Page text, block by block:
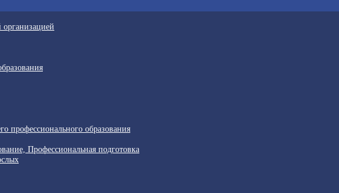
организацией
профессионального образования
Профессиональная подготовка